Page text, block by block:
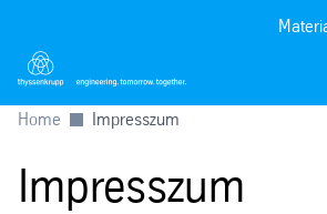
Home Impresszum
Impresszum